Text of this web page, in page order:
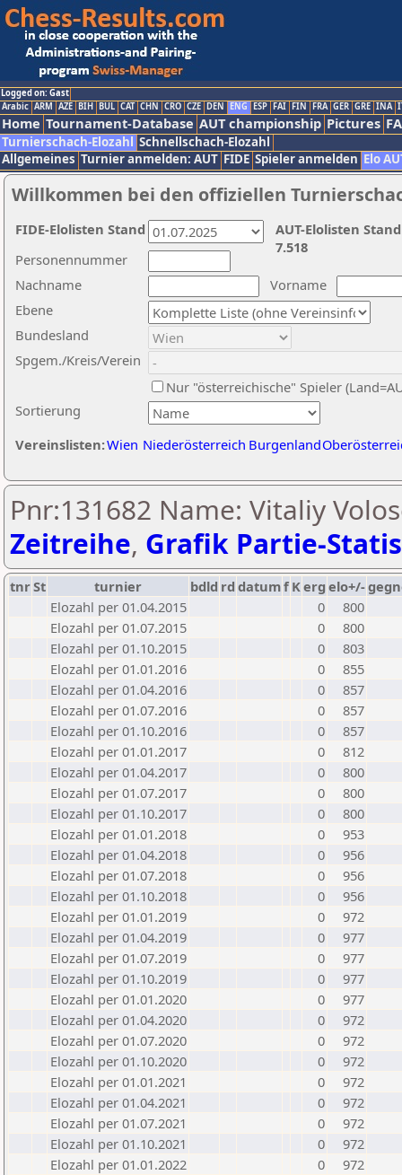
Logged on: Gast
Arabic ARM AZE BIH BUL CAT CHN CRO CZE DEN ENG ESP FAI FIN FRA GER GRE INA
Home Tournament-Database AUT championship Pictures
Turnierschach-Elozahl Schnellschach-Elozahl
Allgemeines Turnier anmelden: AUT FIDE Spieler anmelden Elo
Willkommen bei den offiziellen
Nachname
Vorname
Ebene
Sortierung
Personennummer
Bundesland
Spgem./Kreis/Verein
Nur "österreichische" Spieler
Vereinslisten:Wien Niederösterreich Burgenland
AUT-Elolisten
7.518
FIDE-Elolisten Stand
Pnr:131682 Name: Vitaliy
Zeitreihe, Grafik Partie-
tnrSt turnier bdld rd datumf Kerg elo+/-
Elozahl per 01.04.2015
0
800
Elozahl per 01.07.2015
0
800
Elozahl per 01.10.2015
0
803
Elozahl per 01.01.2016
0
855
Elozahl per 01.04.2016
0
857
Elozahl per 01.07.2016
0
857
Elozahl per 01.10.2016
0
857
Elozahl per 01.01.2017
0
812
Elozahl per 01.04.2017
0
800
Elozahl per 01.07.2017
0
800
Elozahl per 01.10.2017
0
800
Elozahl per 01.01.2018
0
953
Elozahl per 01.04.2018
0
956
Elozahl per 01.07.2018
0
956
Elozahl per 01.10.2018
0
956
Elozahl per 01.01.2019
0
972
Elozahl per 01.04.2019
0
977
Elozahl per 01.07.2019
0
977
Elozahl per 01.10.2019
0
977
Elozahl per 01.01.2020
0
977
Elozahl per 01.04.2020
0
972
Elozahl per 01.07.2020
0
972
Elozahl per 01.10.2020
0
972
Elozahl per 01.01.2021
0
972
Elozahl per 01.04.2021
0
972
Elozahl per 01.07.2021
0
972
Elozahl per 01.10.2021
0
972
Elozahl per 01.01.2022
0
972